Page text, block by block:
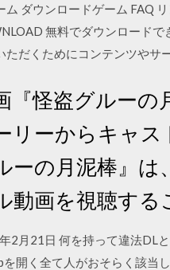
ム ダウンロードゲーム FAQ
無料でダウンロード
ただくためにコンテンツやサ
『怪盗グルーの
リーからキャ
ーの月泥棒』は
動画を視聴する
2月21日 何を持って違法DL
を開く全て人がおそらく該当